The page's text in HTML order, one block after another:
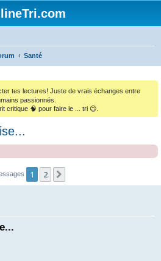
Santé
tes lectures! Juste de vrais échanges entre
passionnés.
critique 🧠 pour faire le ... tri 😉.
1 2